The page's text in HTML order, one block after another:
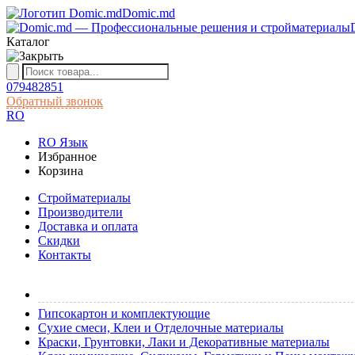
Domic.md
Каталог
079482851
Обратный звонок
RO
RO Язык
Избранное
Корзина
Cтройматериалы
Производители
Доставка и оплата
Скидки
Контакты
Гипсокартон и комплектующие
Сухие смеси, Клеи и Отделочные материалы
Краски, Грунтовки, Лаки и Декоративные материалы